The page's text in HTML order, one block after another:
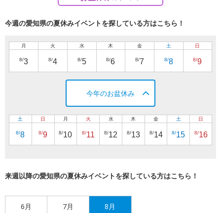
今週の愛知県の夏休みイベントを探している方はこちら！
月
8/3
火
8/4
水
8/5
木
8/6
金
8/7
土
8/8
日
8/9
今年のお盆休み
土
8/8
日
8/9
月
8/10
火
8/11
水
8/12
木
8/13
金
8/14
土
8/15
日
8/16
来週以降の愛知県の夏休みイベントを探している方はこちら！
6月 7月 8月